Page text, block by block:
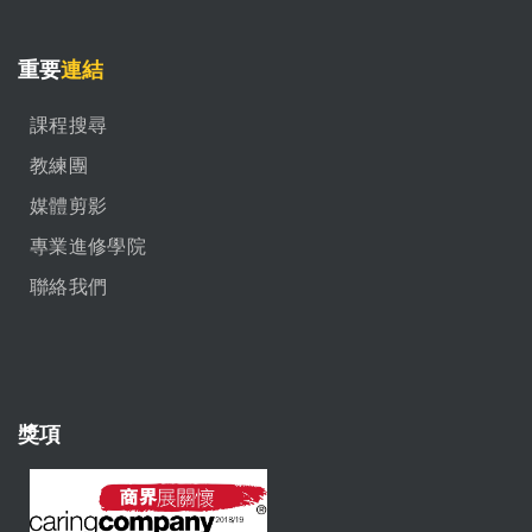
重要連結
課程搜尋
教練團
媒體剪影
專業進修學院
聯絡我們
獎項